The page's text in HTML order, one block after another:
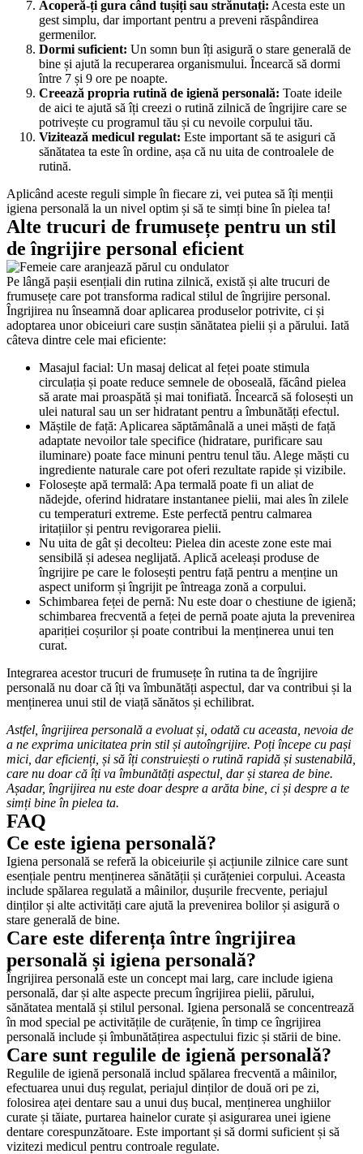
Acoperă-ți gura când tușiți sau strănutați: Acesta este un
gest simplu, dar important pentru a preveni răspândirea
germenilor.
Dormi suficient: Un somn bun îți asigură o stare generală de
bine și ajută la recuperarea organismului. Încearcă să dormi
între 7 și 9 ore pe noapte.
Creează propria rutină de igienă personală: Toate ideile
de aici te ajută să îți creezi o rutină zilnică de îngrijire care se
potrivește cu programul tău și cu nevoile corpului tău.
Vizitează medicul regulat: Este important să te asiguri că
sănătatea ta este în ordine, așa că nu uita de controalele de
rutină.
Aplicând aceste reguli simple în fiecare zi, vei putea să îți menții
igiena personală la un nivel optim și să te simți bine în pielea ta!
Alte trucuri de frumusețe pentru un stil
de îngrijire personal eficient
Pe lângă pașii esențiali din rutina zilnică, există și alte trucuri de
frumusețe care pot transforma radical stilul de îngrijire personal.
Îngrijirea nu înseamnă doar aplicarea produselor potrivite, ci și
adoptarea unor obiceiuri care susțin sănătatea pielii și a părului. Iată
câteva dintre cele mai eficiente:
Masajul facial: Un masaj delicat al feței poate stimula
circulația și poate reduce semnele de oboseală, făcând pielea
să arate mai proaspătă și mai tonifiată. Încearcă să folosești un
ulei natural sau un ser hidratant pentru a îmbunătăți efectul.
Măștile de față: Aplicarea săptămânală a unei măști de față
adaptate nevoilor tale specifice (hidratare, purificare sau
iluminare) poate face minuni pentru tenul tău. Alege măști cu
ingrediente naturale care pot oferi rezultate rapide și vizibile.
Folosește apă termală: Apa termală poate fi un aliat de
nădejde, oferind hidratare instantanee pielii, mai ales în zilele
cu temperaturi extreme. Este perfectă pentru calmarea
iritațiilor și pentru revigorarea pielii.
Nu uita de gât și decolteu: Pielea din aceste zone este mai
sensibilă și adesea neglijată. Aplică aceleași produse de
îngrijire pe care le folosești pentru față pentru a menține un
aspect uniform și îngrijit pe întreaga zonă a corpului.
Schimbarea feței de pernă: Nu este doar o chestiune de igienă;
schimbarea frecventă a feței de pernă poate ajuta la prevenirea
apariției coșurilor și poate contribui la menținerea unui ten
curat.
Integrarea acestor trucuri de frumusețe în rutina ta de îngrijire
personală nu doar că îți va îmbunătăți aspectul, dar va contribui și la
menținerea unui stil de viață sănătos și echilibrat.
Astfel, îngrijirea personală a evoluat și, odată cu aceasta, nevoia de
a ne exprima unicitatea prin stil și autoîngrijire. Poți începe cu pași
mici, dar eficienți, și să îți construiești o rutină rapidă și sustenabilă,
care nu doar că îți va îmbunătăți aspectul, dar și starea de bine.
Așadar, îngrijirea nu este doar despre a arăta bine, ci și despre a te
simți bine în pielea ta.
FAQ
Ce este igiena personală?
Igiena personală se referă la obiceiurile și acțiunile zilnice care sunt
esențiale pentru menținerea sănătății și curățeniei corpului. Aceasta
include spălarea regulată a mâinilor, dușurile frecvente, periajul
dinților și alte activități care ajută la prevenirea bolilor și asigură o
stare generală de bine.
Care este diferența între îngrijirea
personală și igiena personală?
Îngrijirea personală este un concept mai larg, care include igiena
personală, dar și alte aspecte precum îngrijirea pielii, părului,
sănătatea mentală și stilul personal. Igiena personală se concentrează
în mod special pe activitățile de curățenie, în timp ce îngrijirea
personală include și îmbunătățirea aspectului fizic și stării de bine.
Care sunt regulile de igienă personală?
Regulile de igienă personală includ spălarea frecventă a mâinilor,
efectuarea unui duș regulat, periajul dinților de două ori pe zi,
folosirea aței dentare sau a unui duș bucal, menținerea unghiilor
curate și tăiate, purtarea hainelor curate și asigurarea unei igiene
dentare corespunzătoare. Este important și să dormi suficient și să
vizitezi medicul pentru controale regulate.